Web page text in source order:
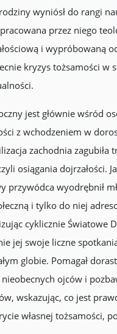
wyniósł do rangi
przez niego
i wypróbowaną
kryzys tożsamości w
jest głównie wśród
z wchodzeniem w
zachodnia zagubiła
osiągania dojrzałości.
przywódca wyodrębnił
i tylko do niej
cyklicznie Światowe
jej swoje liczne
globie. Pomagał
ojców i
wskazując, co jest
własnej tożsamości,